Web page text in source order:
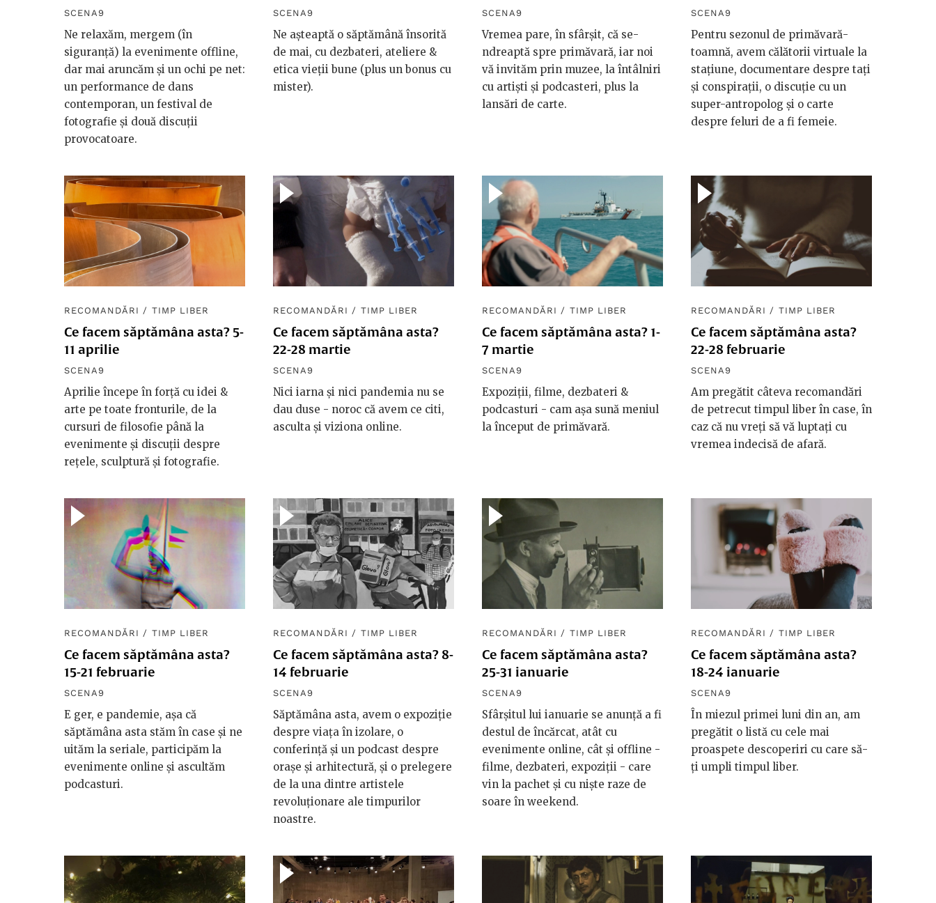
SCENA9
Ne relaxăm, mergem (în
siguranță) la evenimente offline,
dar mai aruncăm și un ochi pe net:
un performance de dans
contemporan, un festival de
fotografie și două discuții
provocatoare.
SCENA9
Ne așteaptă o săptămână însorită
de mai, cu dezbateri, ateliere &
etica vieții bune (plus un bonus cu
mister).
SCENA9
Vremea pare, în sfârșit, că se-
ndreaptă spre primăvară, iar noi
vă invităm prin muzee, la întâlniri
cu artiști și podcasteri, plus la
lansări de carte.
SCENA9
Pentru sezonul de primăvară-
toamnă, avem călătorii virtuale la
stațiune, documentare despre tați
și conspirații, o discuție cu un
super-antropolog și o carte
despre feluri de a fi femeie.
RECOMANDĂRI / TIMP LIBER
Ce facem săptămâna asta? 5-
11 aprilie
SCENA9
Aprilie începe în forță cu idei &
arte pe toate fronturile, de la
cursuri de filosofie până la
evenimente și discuții despre
rețele, sculptură și fotografie.
RECOMANDĂRI / TIMP LIBER
Ce facem săptămâna asta?
22-28 martie
SCENA9
Nici iarna și nici pandemia nu se
dau duse - noroc că avem ce citi,
asculta și viziona online.
RECOMANDĂRI / TIMP LIBER
Ce facem săptămâna asta? 1-
7 martie
SCENA9
Expoziții, filme, dezbateri &
podcasturi - cam așa sună meniul
la început de primăvară.
RECOMANDĂRI / TIMP LIBER
Ce facem săptămâna asta?
22-28 februarie
SCENA9
Am pregătit câteva recomandări
de petrecut timpul liber în case, în
caz că nu vreți să vă luptați cu
vremea indecisă de afară.
RECOMANDĂRI / TIMP LIBER
Ce facem săptămâna asta?
15-21 februarie
SCENA9
E ger, e pandemie, așa că
săptămâna asta stăm în case și ne
uităm la seriale, participăm la
evenimente online și ascultăm
podcasturi.
RECOMANDĂRI / TIMP LIBER
Ce facem săptămâna asta? 8-
14 februarie
SCENA9
Săptămâna asta, avem o expoziție
despre viața în izolare, o
conferință și un podcast despre
orașe și arhitectură, și o prelegere
de la una dintre artistele
revoluționare ale timpurilor
noastre.
RECOMANDĂRI / TIMP LIBER
Ce facem săptămâna asta?
25-31 ianuarie
SCENA9
Sfârșitul lui ianuarie se anunță a fi
destul de încărcat, atât cu
evenimente online, cât și offline -
filme, dezbateri, expoziții - care
vin la pachet și cu niște raze de
soare în weekend.
RECOMANDĂRI / TIMP LIBER
Ce facem săptămâna asta?
18-24 ianuarie
SCENA9
În miezul primei luni din an, am
pregătit o listă cu cele mai
proaspete descoperiri cu care să-
ți umpli timpul liber.